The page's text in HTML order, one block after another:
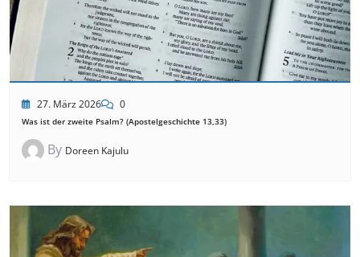
27. März 2026 0
Was ist der zweite Psalm? (Apostelgeschichte 13,33)
By Doreen Kajulu